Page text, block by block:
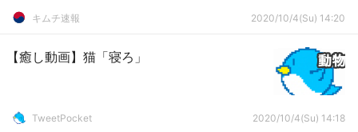
キムチ速報 2020/10/4(Su) 14:20
【癒し動画】猫「寝ろ」
TweetPocket 2020/10/4(Su) 14:18